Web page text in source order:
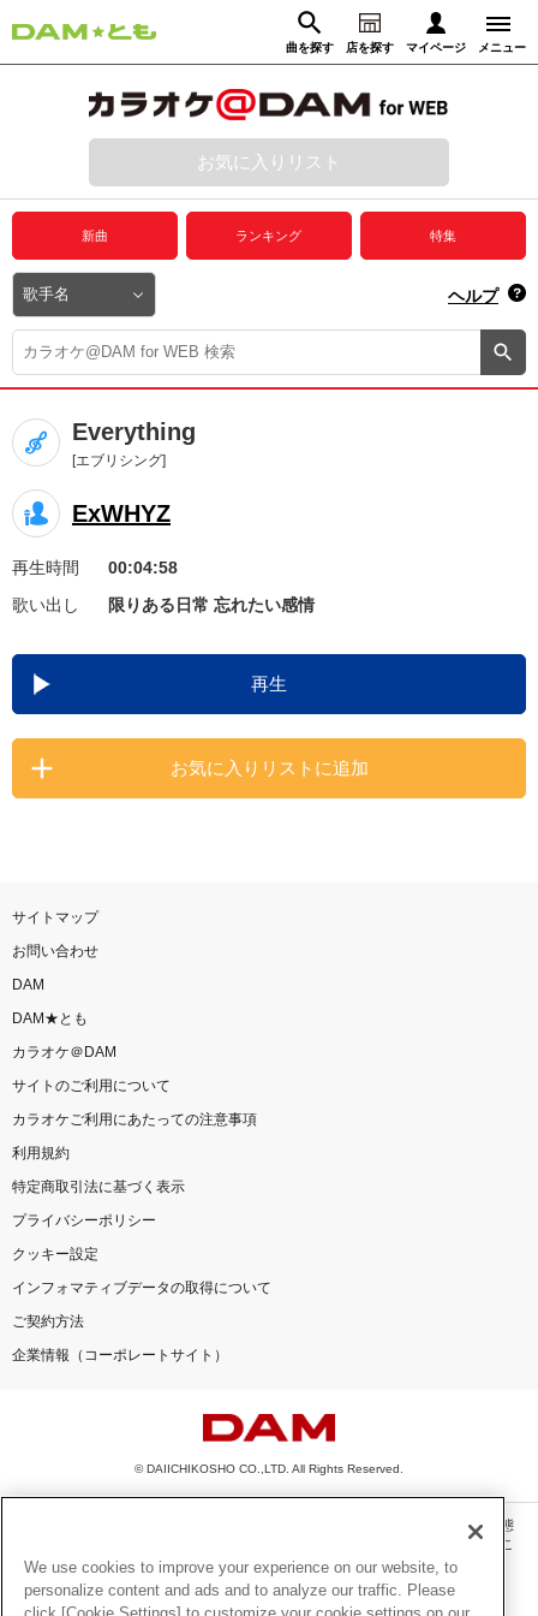
曲を探す 店を探す マイページ メニュー
動画からさがす 録音からさがす
ログイン
プレミアムサービス
DAM★とも動画
DAM★とも録音
カラオケ＠DAM
ユーザー検索
キャンペーン
お知らせ よくあるご質問
DAMの新曲・ランキングなど
カラオケ最新情報をチェック！
お気に入りリスト
新曲 ランキング 特集
ヘルプ
Everything
[エブリシング]
ExWHYZ
再生時間
00:04:58
歌い出し
限りある日常 忘れたい感情
再生
お気に入りリストに追加
サイトマップ
お問い合わせ
DAM
DAM★とも
カラオケ＠DAM
サイトのご利用について
カラオケご利用にあたっての注意事項
利用規約
特定商取引法に基づく表示
プライバシーポリシー
クッキー設定
インフォマティブデータの取得について
ご契約方法
企業情報（コーポレートサイト）
© DAIICHIKOSHO CO.,LTD. All Rights Reserved.
このサイトに掲載されている一切の文章・画像・写真・動画・音声等を、手段や形態
を問わず、著作権法の定める範囲を超えて無断で複製、転載、ファイル化などするこ
とを禁じます。
楽曲及びコンテンツは、機種によりご利用いただけない場合があります。
We use cookies to improve your experience on our website, to
personalize content and ads and to analyze our traffic. Please